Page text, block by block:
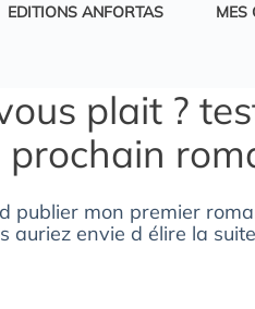
EDITIONS ANFORTAS MES
plait ?
prochain
publier mon premier
auriez envie d élire la